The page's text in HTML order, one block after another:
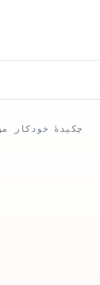
چکیدهٔ خودکار